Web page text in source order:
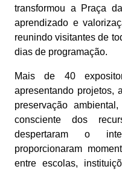
transformou a Praça
aprendizado e
reunindo visitantes de
dias de programação.
Mais de 40
apresentando projetos,
preservação
consciente dos
despertaram o
proporcionaram
entre escolas,